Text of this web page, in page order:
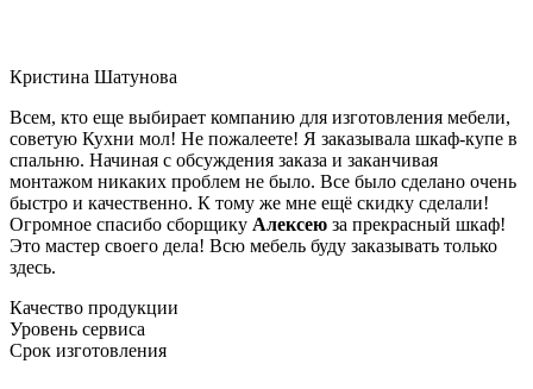
Кристина Шатунова
Всем, кто еще выбирает компанию для изготовления мебели,
советую Кухни мол! Не пожалеете! Я заказывала шкаф-купе в
спальню. Начиная с обсуждения заказа и заканчивая
монтажом никаких проблем не было. Все было сделано очень
быстро и качественно. К тому же мне ещё скидку сделали!
Огромное спасибо сборщику Алексею за прекрасный шкаф!
Это мастер своего дела! Всю мебель буду заказывать только
здесь.
Качество продукции
Уровень сервиса
Срок изготовления